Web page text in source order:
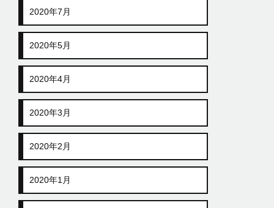
2020年7月
2020年5月
2020年4月
2020年3月
2020年2月
2020年1月